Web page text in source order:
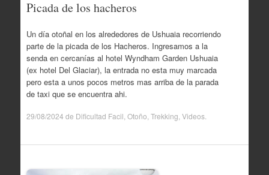
Picada de los hacheros
Un día otoñal en los alrededores de Ushuaia recorriendo
parte de la picada de los Hacheros. Ingresamos a la
senda en cercanías al hotel Wyndham Garden Ushuaia
(ex hotel Del Glaciar), la entrada no esta muy marcada
pero esta a unos pocos metros mas arriba de la parada
de taxi que se encuentra ahi.
29/08/2024 de Dificultad Facil Otoño Trekking Videos.